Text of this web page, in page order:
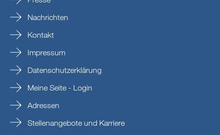
Nachrichten
Kontakt
Impressum
Datenschutzerklärung
Meine Seite - Login
Adressen
Stellenangebote und Karriere